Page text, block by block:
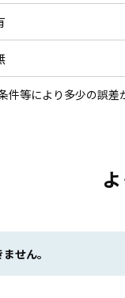
等により多少の誤差
せん。